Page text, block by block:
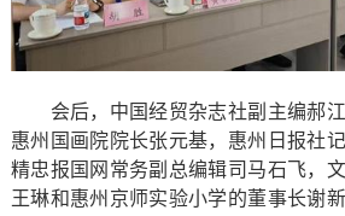
会后，中国经贸杂志社副主编郝江
惠州国画院院长张元基，惠州日报社
精忠报国网常务副总编辑司马石飞，
王琳和惠州京师实验小学的董事长谢